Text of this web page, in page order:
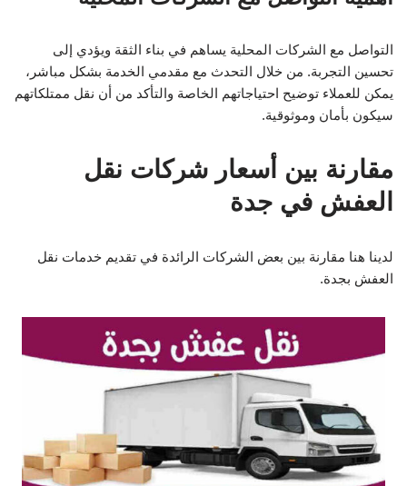
التواصل مع الشركات المحلية يساهم في بناء الثقة ويؤدي إلى
تحسين التجربة. من خلال التحدث مع مقدمي الخدمة بشكل مباشر،
يمكن للعملاء توضيح احتياجاتهم الخاصة والتأكد من أن نقل ممتلكاتهم
سيكون بأمان وموثوقية.
مقارنة بين أسعار شركات نقل
العفش في جدة
لدينا هنا مقارنة بين بعض الشركات الرائدة في تقديم خدمات نقل
العفش بجدة.